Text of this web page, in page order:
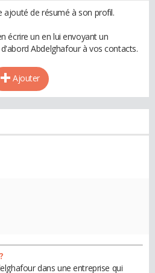
ajouté de résumé à son profil.
écrire un en lui envoyant un
Abdelghafour à vos contacts.
Ajouter
dans une entreprise qui